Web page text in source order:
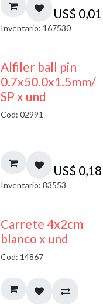
US$ 0,01
Inventario: 167530
Alfiler ball pin
0.7x50.0x1.5mm/
SP x und
Cod: 02991
US$ 0,18
Inventario: 83553
Carrete 4x2cm
blanco x und
Cod: 14867